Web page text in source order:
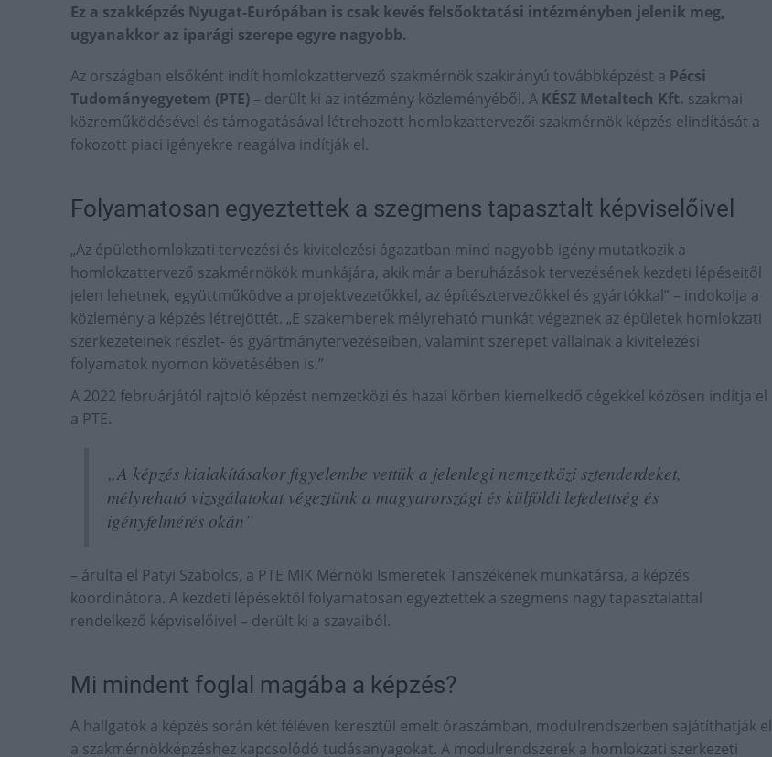
Ez a szakképzés Nyugat-Európában is csak kevés felsőoktatási intézményben jelenik meg,
ugyanakkor az iparági szerepe egyre nagyobb.
Az országban elsőként indít homlokzattervező szakmérnök szakirányú továbbképzést a Pécsi
Tudományegyetem (PTE) – derült ki az intézmény közleményéből. A KÉSZ Metaltech Kft. szakmai
közreműködésével és támogatásával létrehozott homlokzattervezői szakmérnök képzés elindítását a
fokozott piaci igényekre reagálva indítják el.
Folyamatosan egyeztettek a szegmens tapasztalt képviselőivel
„Az épülethomlokzati tervezési és kivitelezési ágazatban mind nagyobb igény mutatkozik a
homlokzattervező szakmérnökök munkájára, akik már a beruházások tervezésének kezdeti lépéseitől
jelen lehetnek, együttműködve a projektvezetőkkel, az építésztervezőkkel és gyártókkal” – indokolja a
közlemény a képzés létrejöttét. „E szakemberek mélyreható munkát végeznek az épületek homlokzati
szerkezeteinek részlet- és gyártmánytervezéseiben, valamint szerepet vállalnak a kivitelezési
folyamatok nyomon követésében is.”
A 2022 februárjától rajtoló képzést nemzetközi és hazai körben kiemelkedő cégekkel közösen indítja el
a PTE.
„A képzés kialakításakor figyelembe vettük a jelenlegi nemzetközi sztenderdeket,
mélyreható vizsgálatokat végeztünk a magyarországi és külföldi lefedettség és
igényfelmérés okán”
– árulta el Patyi Szabolcs, a PTE MIK Mérnöki Ismeretek Tanszékének munkatársa, a képzés
koordinátora. A kezdeti lépésektől folyamatosan egyeztettek a szegmens nagy tapasztalattal
rendelkező képviselőivel – derült ki a szavaiból.
Mi mindent foglal magába a képzés?
A hallgatók a képzés során két féléven keresztül emelt óraszámban, modulrendszerben sajátíthatják el
a szakmérnökképzéshez kapcsolódó tudásanyagokat. A modulrendszerek a homlokzati szerkezeti